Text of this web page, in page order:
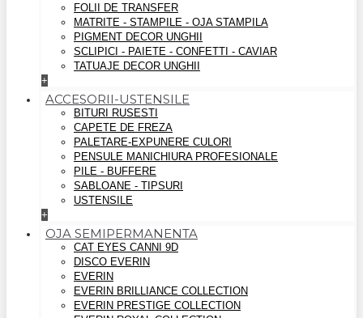
FOLII DE TRANSFER
MATRITE - STAMPILE - OJA STAMPILA
PIGMENT DECOR UNGHII
SCLIPICI - PAIETE - CONFETTI - CAVIAR
TATUAJE DECOR UNGHII
+
ACCESORII-USTENSILE
BITURI RUSESTI
CAPETE DE FREZA
PALETARE-EXPUNERE CULORI
PENSULE MANICHIURA PROFESIONALE
PILE - BUFFERE
SABLOANE - TIPSURI
USTENSILE
+
OJA SEMIPERMANENTA
CAT EYES CANNI 9D
DISCO EVERIN
EVERIN
EVERIN BRILLIANCE COLLECTION
EVERIN PRESTIGE COLLECTION